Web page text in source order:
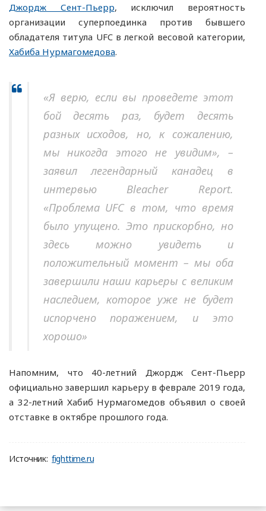
Джордж Сент-Пьерр, исключил вероятность
организации суперпоединка против бывшего
обладателя титула UFC в легкой весовой категории,
Хабиба Нурмагомедова.
«Я верю, если вы проведете этот
бой десять раз, будет десять
разных исходов, но, к сожалению,
мы никогда этого не увидим», –
заявил легендарный канадец в
интервью Bleacher Report.
«Проблема UFC в том, что время
было упущено. Это прискорбно, но
здесь можно увидеть и
положительный момент – мы оба
завершили наши карьеры с великим
наследием, которое уже не будет
испорчено поражением, и это
хорошо»
Напомним, что 40-летний Джордж Сент-Пьерр
официально завершил карьеру в феврале 2019 года,
а 32-летний Хабиб Нурмагомедов объявил о своей
отставке в октябре прошлого года.
Источник: fighttime.ru